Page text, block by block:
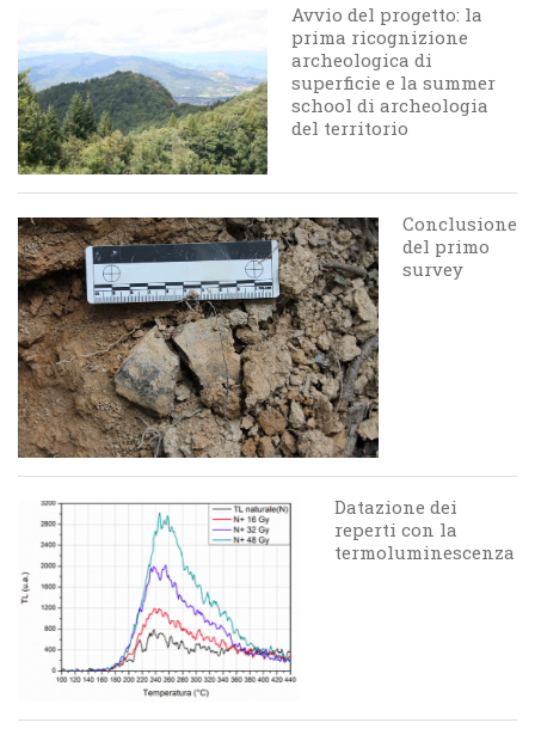
Avvio del progetto: la
prima ricognizione
archeologica di
superficie e la summer
school di archeologia
del territorio
Conclusione
del primo
survey
Datazione dei
reperti con la
termoluminescenza